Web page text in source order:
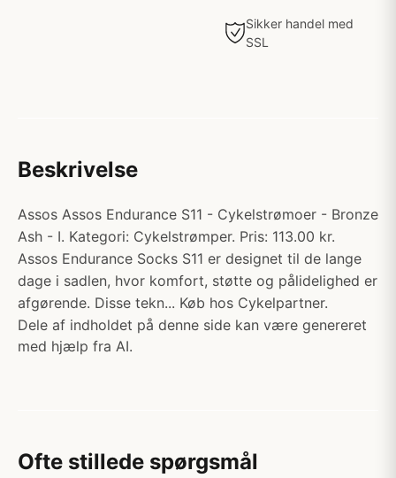
Sikker handel med
SSL
Beskrivelse
Assos Assos Endurance S11 - Cykelstrømoer - Bronze
Ash - I. Kategori: Cykelstrømper. Pris: 113.00 kr.
Assos Endurance Socks S11 er designet til de lange
dage i sadlen, hvor komfort, støtte og pålidelighed er
afgørende. Disse tekn... Køb hos Cykelpartner.
Dele af indholdet på denne side kan være genereret
med hjælp fra AI.
Ofte stillede spørgsmål